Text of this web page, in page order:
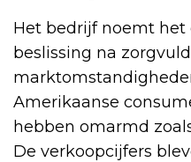
Het bedrijf noemt het
beslissing na
Amerikaanse
hebben omarmd
De verkoopcijfers